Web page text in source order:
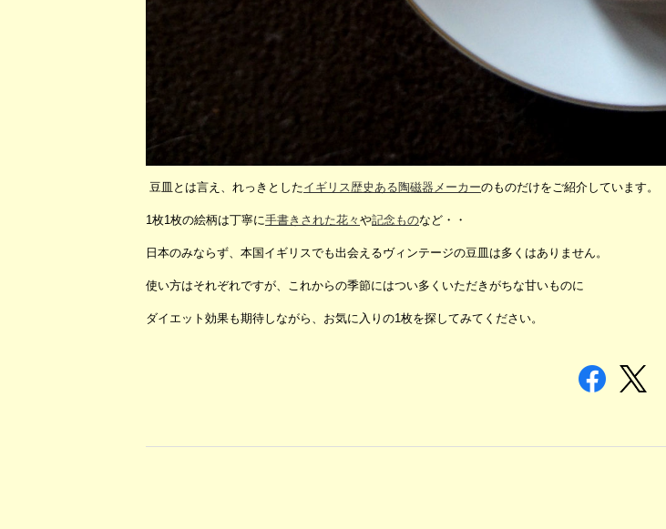
豆皿とは言え、れっきとしたイギリス歴史ある陶磁器メーカーのものだけをご紹介しています。
1枚1枚の絵柄は丁寧に手書きされた花々 や記念ものなど・・
日本のみならず、本国イギリスでも出会えるヴィンテージの豆皿は多くはありません。
使い方はそれぞれですが、これからの季節にはつい多くいただきがちな甘いものに
ダイエット効果も期待しながら、お気に入りの1枚を探してみてください。